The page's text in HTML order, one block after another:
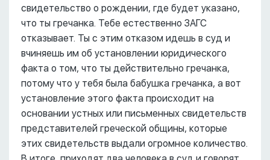
свидетельство о рождении, где будет указано,
что ты гречанка. Тебе естественно ЗАГС
отказывает. Ты с этим отказом идешь в суд и
вчиняешь им об установлении юридического
факта о том, что ты действительно гречанка,
потому что у тебя была бабушка гречанка, а вот
установление этого факта происходит на
основании устных или письменных свидетельств
представителей греческой общины, которые
этих свидетельств выдали огромное количество.